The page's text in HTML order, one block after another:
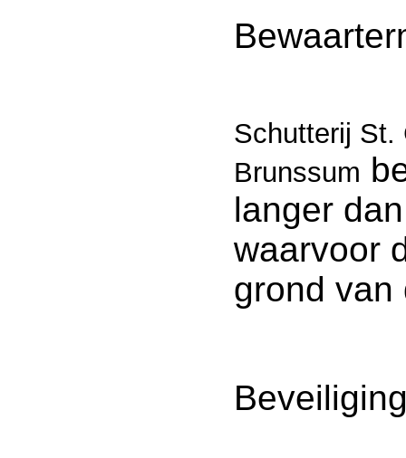
Schutterij St.
Brunssum
langer
waarvoor
grond van